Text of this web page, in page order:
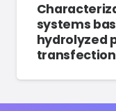
systems
hydrolyzed
transfection